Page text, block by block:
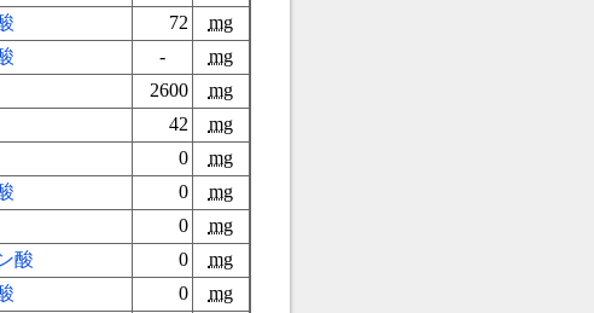
72
mg
-
mg
2600
mg
42
mg
0
mg
0 mg
0
mg
酸 0
mg
0
mg